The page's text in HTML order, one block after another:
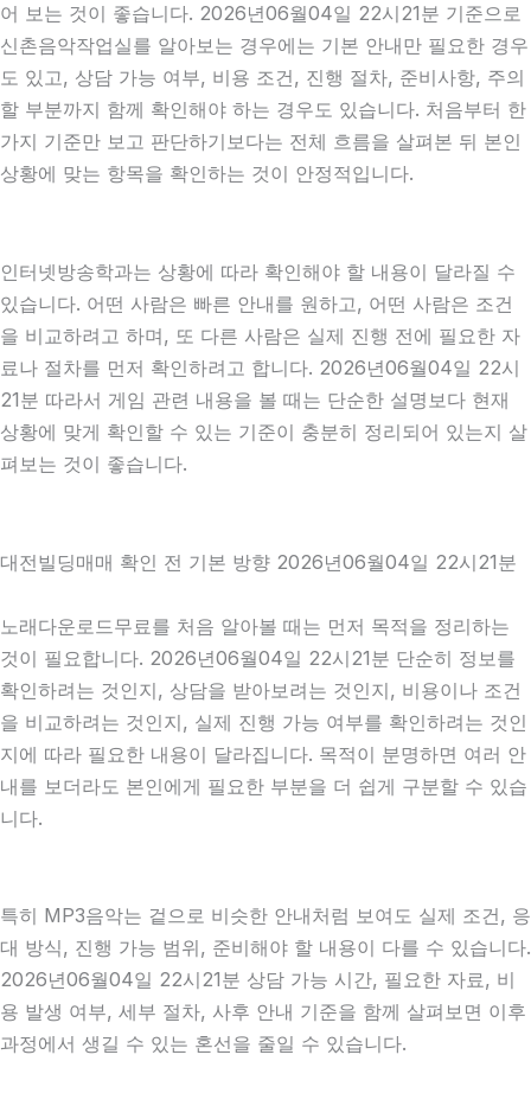
어 보는 것이 좋습니다. 2026년06월04일 22시21분 기준으로
신촌음악작업실를 알아보는 경우에는 기본 안내만 필요한 경우
도 있고, 상담 가능 여부, 비용 조건, 진행 절차, 준비사항, 주의
할 부분까지 함께 확인해야 하는 경우도 있습니다. 처음부터 한
가지 기준만 보고 판단하기보다는 전체 흐름을 살펴본 뒤 본인
상황에 맞는 항목을 확인하는 것이 안정적입니다.
인터넷방송학과는 상황에 따라 확인해야 할 내용이 달라질 수
있습니다. 어떤 사람은 빠른 안내를 원하고, 어떤 사람은 조건
을 비교하려고 하며, 또 다른 사람은 실제 진행 전에 필요한 자
료나 절차를 먼저 확인하려고 합니다. 2026년06월04일 22시
21분 따라서 게임 관련 내용을 볼 때는 단순한 설명보다 현재
상황에 맞게 확인할 수 있는 기준이 충분히 정리되어 있는지 살
펴보는 것이 좋습니다.
대전빌딩매매 확인 전 기본 방향 2026년06월04일 22시21분
노래다운로드무료를 처음 알아볼 때는 먼저 목적을 정리하는
것이 필요합니다. 2026년06월04일 22시21분 단순히 정보를
확인하려는 것인지, 상담을 받아보려는 것인지, 비용이나 조건
을 비교하려는 것인지, 실제 진행 가능 여부를 확인하려는 것인
지에 따라 필요한 내용이 달라집니다. 목적이 분명하면 여러 안
내를 보더라도 본인에게 필요한 부분을 더 쉽게 구분할 수 있습
니다.
특히 MP3음악는 겉으로 비슷한 안내처럼 보여도 실제 조건, 응
대 방식, 진행 가능 범위, 준비해야 할 내용이 다를 수 있습니다.
2026년06월04일 22시21분 상담 가능 시간, 필요한 자료, 비
용 발생 여부, 세부 절차, 사후 안내 기준을 함께 살펴보면 이후
과정에서 생길 수 있는 혼선을 줄일 수 있습니다.